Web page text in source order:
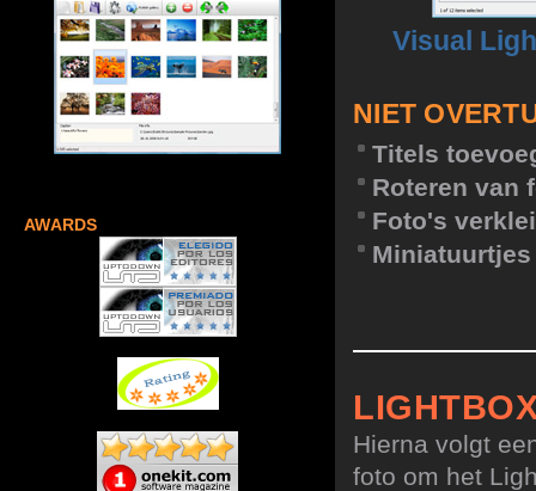
AWARDS
Visual
NIET
Titels
Roteren van
Foto's
Hierna volgt
foto om het